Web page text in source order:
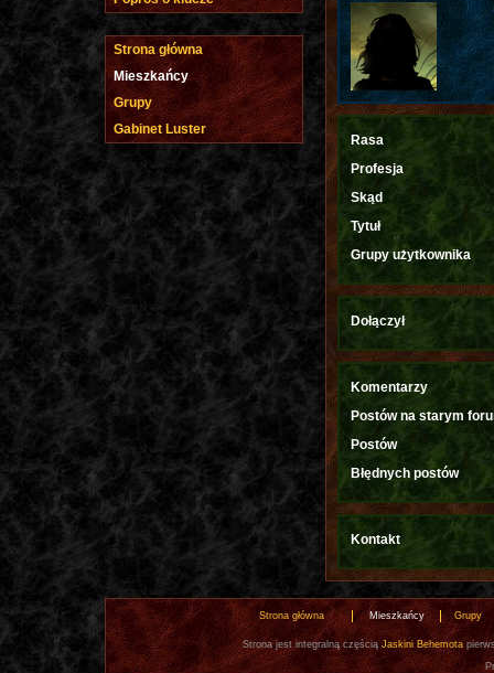
Rasa
Profesja
Skąd
Tytuł
Grupy użytkownika
Dołączył
Komentarzy
Postów na starym
Postów
Błędnych postów
Kontakt
Strona główna
Mieszkańcy
Grupy
Gabinet Luster
Strona główna Mieszkańcy Grupy
Strona jest integralną częścią Jaskini Behemota